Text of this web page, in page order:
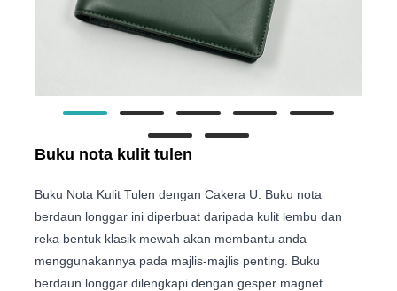
Buku nota kulit tulen
Buku Nota Kulit Tulen dengan Cakera U: Buku nota
berdaun longgar ini diperbuat daripada kulit lembu dan
reka bentuk klasik mewah akan membantu anda
menggunakannya pada majlis-majlis penting. Buku
berdaun longgar dilengkapi dengan gesper magnet